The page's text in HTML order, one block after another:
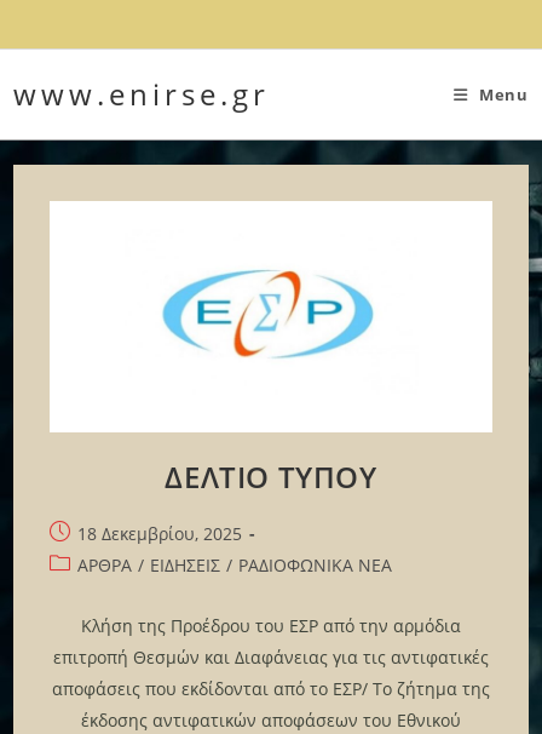
to
www.enirse.gr Menu
ΔΕΛΤΙΟ ΤΥΠΟΥ
Post
published:
18 Δεκεμβρίου, 2025
PostΑΡΘΡΑ / ΕΙΔΗΣΕΙΣ / ΡΑΔΙΟΦΩΝΙΚΑ ΝΕΑ
Κλήση της Προέδρου του ΕΣΡ από την αρμόδια
επιτροπή Θεσμών και Διαφάνειας για τις αντιφατικές
αποφάσεις που εκδίδονται από το ΕΣΡ/ Το ζήτημα της
έκδοσης αντιφατικών αποφάσεων του Εθνικού